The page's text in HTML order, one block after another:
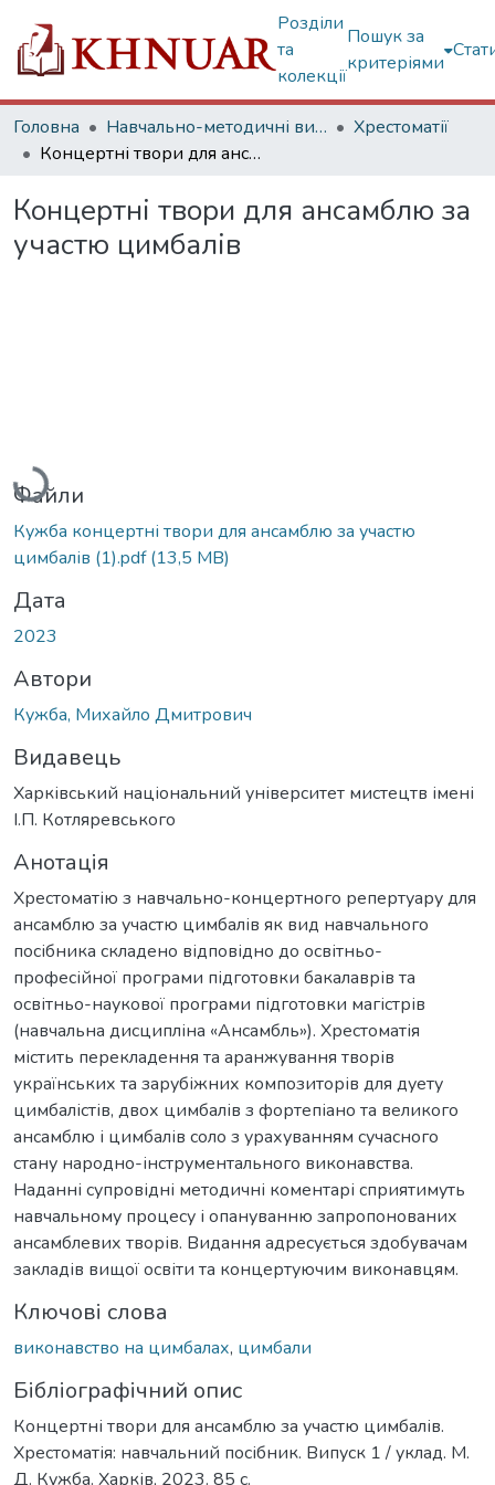
Розділи
та
колекції
Пошук за
критеріями
Головна Навчально-методичні видання
Хрестоматії
Концертні твори для ансамблю за участю цимбалів
Концертні твори для ансамблю за
участю цимбалів
Вантажиться...
Файли
Кужба концертні твори для ансамблю за участю
цимбалів (1).pdf(13,5 MB)
Дата
2023
Автори
Кужба, Михайло Дмитрович
Видавець
Харківський національний університет мистецтв імені
І.П. Котляревського
Анотація
Хрестоматію з навчально-концертного репертуару для
ансамблю за участю цимбалів як вид навчального
посібника складено відповідно до освітньо-
професійної програми підготовки бакалаврів та
освітньо-наукової програми підготовки магістрів
(навчальна дисципліна «Ансамбль»). Хрестоматія
містить перекладення та аранжування творів
українських та зарубіжних композиторів для дуету
цимбалістів, двох цимбалів з фортепіано та великого
ансамблю і цимбалів соло з урахуванням сучасного
стану народно-інструментального виконавства.
Наданні супровідні методичні коментарі сприятимуть
навчальному процесу і опануванню запропонованих
ансамблевих творів. Видання адресується здобувачам
закладів вищої освіти та концертуючим виконавцям.
Ключові слова
виконавство на цимбалах, цимбали
Бібліографічний опис
Концертні твори для ансамблю за участю цимбалів.
Хрестоматія: навчальний посібник. Випуск 1 / уклад. М.
Д. Кужба. Харків, 2023. 85 с.